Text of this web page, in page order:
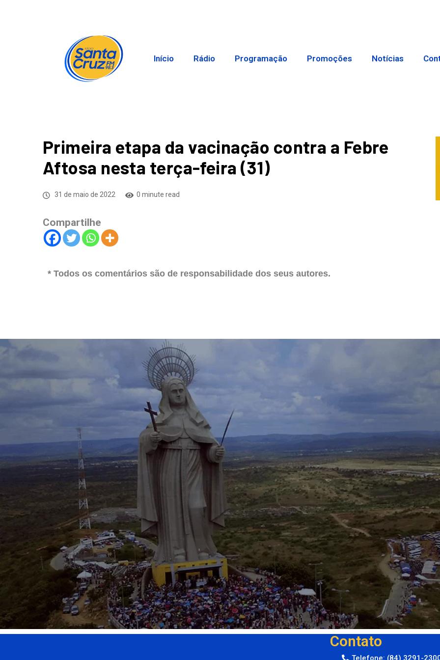
Início Rádio Programação Promoções Notícias
Primeira etapa da vacinação contra a Febre
Aftosa nesta terça-feira (31)
31 de maio de 2022 0 minute read
Compartilhe
* Todos os comentários são de responsabilidade dos seus autores.
Contato
Telefone: (84) 3291-